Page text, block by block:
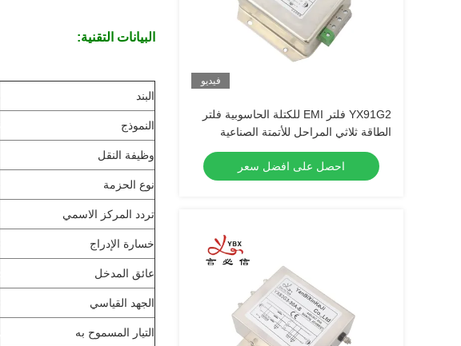
فيديو
YX91G2 فلتر EMI للكتلة الحاسوبية فلتر
الطاقة ثلاثي المراحل للأتمتة الصناعية
احصل على افضل سعر
البيانات التقنية:
البند
النموذج
وظيفة النقل
نوع الحزمة
تردد المركز الاسمي
خسارة الإدراج
عائق المدخل
الجهد القياسي
التيار المسموح به